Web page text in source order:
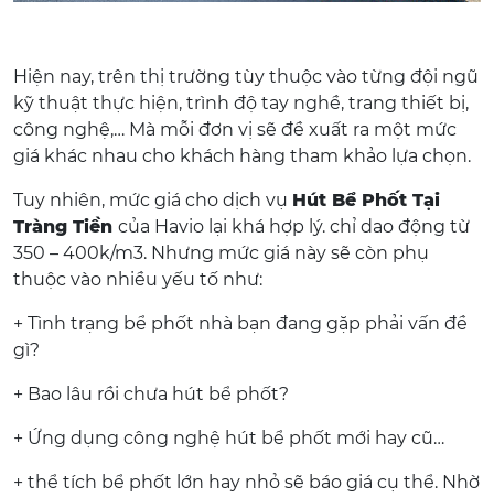
Hiện nay, trên thị trường tùy thuộc vào từng đội ngũ
kỹ thuật thực hiện, trình độ tay nghề, trang thiết bị,
công nghệ,… Mà mỗi đơn vị sẽ đề xuất ra một mức
giá khác nhau cho khách hàng tham khảo lựa chọn.
Tuy nhiên, mức giá cho dịch vụ Hút Bể Phốt Tại
Tràng Tiền của Havio lại khá hợp lý. chỉ dao động từ
350 – 400k/m3. Nhưng mức giá này sẽ còn phụ
thuộc vào nhiều yếu tố như:
+ Tình trạng bể phốt nhà bạn đang gặp phải vấn đề
gì?
+ Bao lâu rồi chưa hút bể phốt?
+ Ứng dụng công nghệ hút bể phốt mới hay cũ…
+ thể tích bể phốt lớn hay nhỏ sẽ báo giá cụ thể. Nhờ